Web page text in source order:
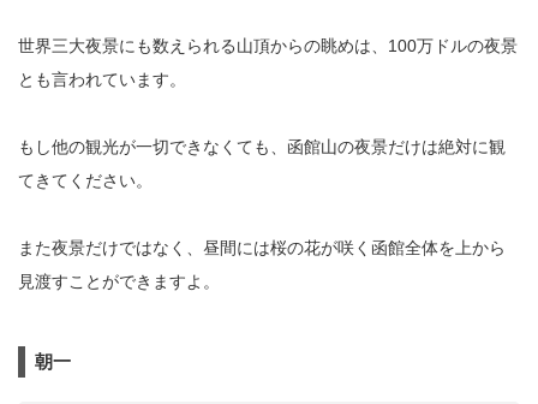
世界三大夜景にも数えられる山頂からの眺めは、100万ドルの夜景
とも言われています。
もし他の観光が一切できなくても、函館山の夜景だけは絶対に観
てきてください。
また夜景だけではなく、昼間には桜の花が咲く函館全体を上から
見渡すことができますよ。
朝一